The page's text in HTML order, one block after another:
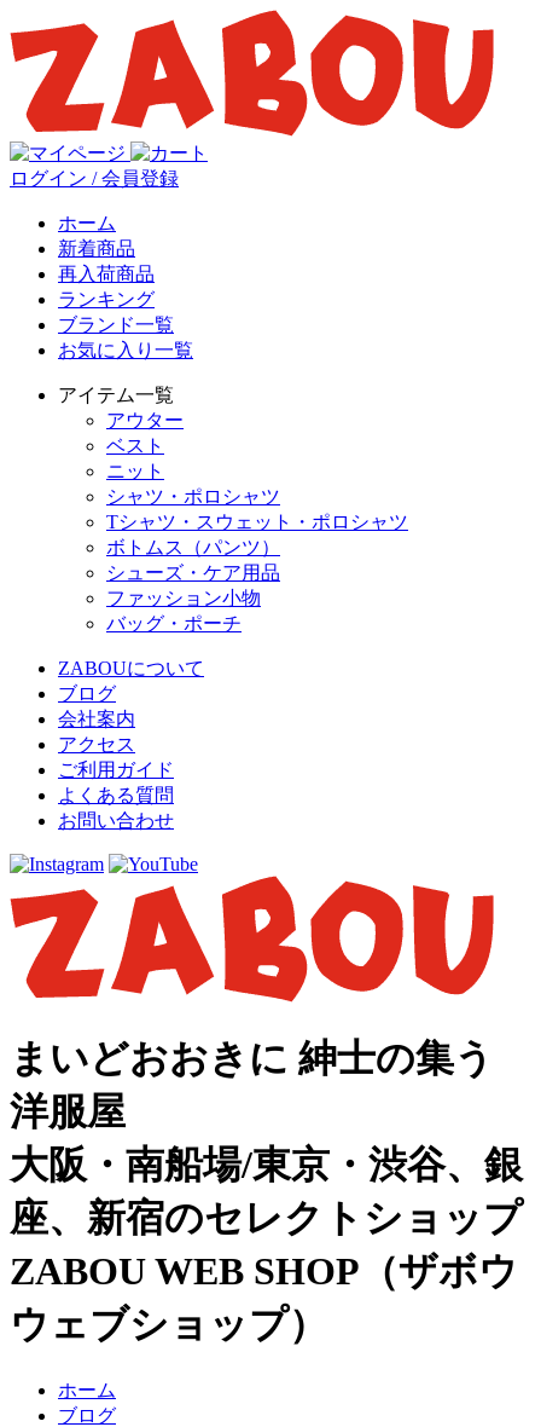
ログイン / 会員登録
ホーム
新着商品
再入荷商品
ランキング
ブランド一覧
お気に入り一覧
アイテム一覧
アウター
ベスト
ニット
シャツ・ポロシャツ
Tシャツ・スウェット・ポロシャツ
ボトムス（パンツ）
シューズ・ケア用品
ファッション小物
バッグ・ポーチ
ZABOUについて
ブログ
会社案内
アクセス
ご利用ガイド
よくある質問
お問い合わせ
まいどおおきに 紳士の集う
洋服屋
大阪・南船場/東京・渋谷、銀
座、新宿のセレクトショップ
ZABOU WEB SHOP（ザボウ
ウェブショップ）
ホーム
ブログ